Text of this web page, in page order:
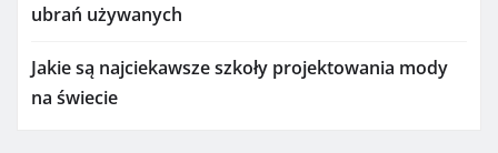
ubrań używanych
Jakie są najciekawsze szkoły projektowania mody
na świecie